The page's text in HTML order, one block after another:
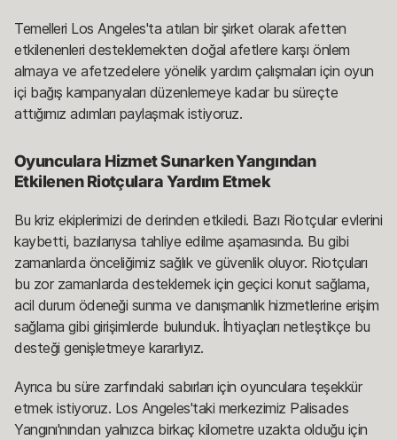
Temelleri Los Angeles'ta atılan bir şirket olarak afetten
etkilenenleri desteklemekten doğal afetlere karşı önlem
almaya ve afetzedelere yönelik yardım çalışmaları için oyun
içi bağış kampanyaları düzenlemeye kadar bu süreçte
attığımız adımları paylaşmak istiyoruz.
Oyunculara Hizmet Sunarken Yangından
Etkilenen Riotçulara Yardım Etmek
Bu kriz ekiplerimizi de derinden etkiledi. Bazı Riotçular evlerini
kaybetti, bazılarıysa tahliye edilme aşamasında. Bu gibi
zamanlarda önceliğimiz sağlık ve güvenlik oluyor. Riotçuları
bu zor zamanlarda desteklemek için geçici konut sağlama,
acil durum ödeneği sunma ve danışmanlık hizmetlerine erişim
sağlama gibi girişimlerde bulunduk. İhtiyaçları netleştikçe bu
desteği genişletmeye kararlıyız.
Ayrıca bu süre zarfındaki sabırları için oyunculara teşekkür
etmek istiyoruz. Los Angeles'taki merkezimiz Palisades
Yangını'nından yalnızca birkaç kilometre uzakta olduğu için